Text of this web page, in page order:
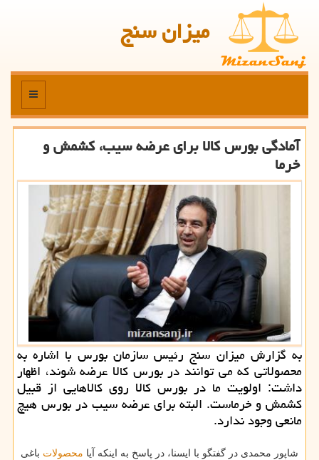
میزان سنج
منو
آمادگی بورس كالا برای عرضه سیب، كشمش و
خرما
به گزارش میزان سنج رئیس سازمان بورس با اشاره به
محصولاتی كه می توانند در بورس كالا عرضه شوند، اظهار
داشت: اولویت ما در بورس كالا روی كالاهایی از قبیل
كشمش و خرماست. البته برای عرضه سیب در بورس هیچ
مانعی وجود ندارد.
شاپور محمدی در گفتگو با ایسنا، در پاسخ به اینكه آیا محصولات باغی